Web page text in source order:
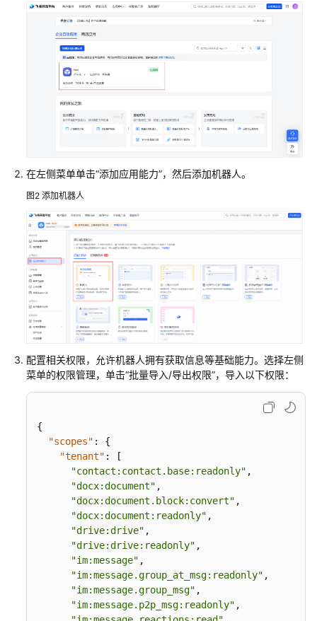
助
手
（微
信）
OpenClaw
署
Dify
搭
建
建
开
环
境
建
在左侧菜单单击“添加应用能力”，然后添加机器人。
图2 添加机器人
配置相关权限，允许机器人拥有获取信息等基础能力。选择左侧
菜单的权限管理，单击“批量导入/导出权限”，导入以下权限：
{
"scopes" :
{
"tenant" :
[
"contact:contact.base:readonly" ,
"docx:document" ,
"docx:document.block:convert" ,
"docx:document:readonly" ,
"drive:drive" ,
"drive:drive:readonly" ,
"im:message" ,
"im:message.group_at_msg:readonly" ,
"im:message.group_msg" ,
"im:message.p2p_msg:readonly" ,